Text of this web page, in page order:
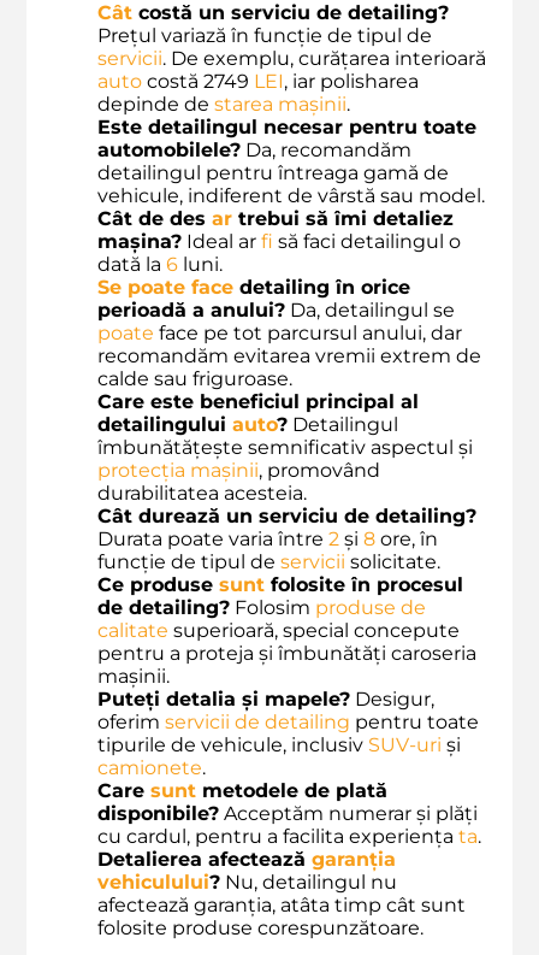
Cât costă un serviciu de detailing?
Prețul variază în funcție de tipul de
servicii. De exemplu, curățarea interioară
auto costă 2749 LEI, iar polisharea
depinde de starea mașinii.
Este detailingul necesar pentru toate
automobilele? Da, recomandăm
detailingul pentru întreaga gamă de
vehicule, indiferent de vârstă sau model.
Cât de des ar trebui să îmi detaliez
mașina? Ideal ar fi să faci detailingul o
dată la 6 luni.
Se poate face detailing în orice
perioadă a anului? Da, detailingul se
poate face pe tot parcursul anului, dar
recomandăm evitarea vremii extrem de
calde sau friguroase.
Care este beneficiul principal al
detailingului auto? Detailingul
îmbunătățește semnificativ aspectul și
protecția mașinii, promovând
durabilitatea acesteia.
Cât durează un serviciu de detailing?
Durata poate varia între 2 și 8 ore, în
funcție de tipul de servicii solicitate.
Ce produse sunt folosite în procesul
de detailing? Folosim produse de
calitate superioară, special concepute
pentru a proteja și îmbunătăți caroseria
mașinii.
Puteți detalia și mapele? Desigur,
oferim servicii de detailing pentru toate
tipurile de vehicule, inclusiv SUV-uri și
camionete.
Care sunt metodele de plată
disponibile? Acceptăm numerar și plăți
cu cardul, pentru a facilita experiența ta.
Detalierea afectează garanția
vehiculului? Nu, detailingul nu
afectează garanția, atâta timp cât sunt
folosite produse corespunzătoare.